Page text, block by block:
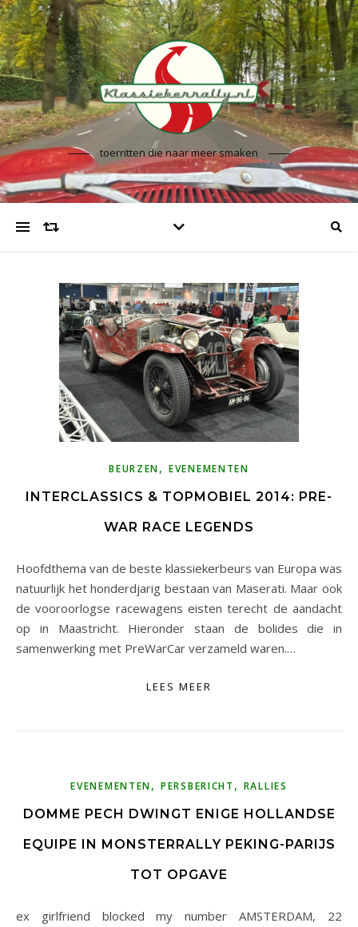
toerritten die naar meer smaken
BEURZEN,EVENEMENTEN
INTERCLASSICS & TOPMOBIEL 2014: PRE-
WAR RACE LEGENDS
Hoofdthema van de beste klassiekerbeurs van Europa was
natuurlijk het honderdjarig bestaan van Maserati. Maar ook
de vooroorlogse racewagens eisten terecht de aandacht
op in Maastricht. Hieronder staan de bolides die in
samenwerking met PreWarCar verzameld waren.…
LEES MEER
EVENEMENTEN,PERSBERICHT , RALLIES
DOMME PECH DWINGT ENIGE HOLLANDSE
EQUIPE IN MONSTERRALLY PEKING-PARIJS
TOT OPGAVE
ex girlfriend blocked my number AMSTERDAM, 22